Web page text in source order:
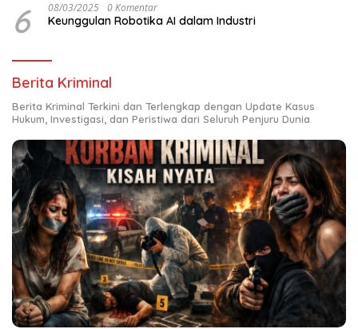
6 08/03/2025 0 Komentar
Keunggulan Robotika AI dalam Industri
Berita Kriminal
Berita Kriminal Terkini dan Terlengkap dengan Update Kasus
Hukum, Investigasi, dan Peristiwa dari Seluruh Penjuru Dunia